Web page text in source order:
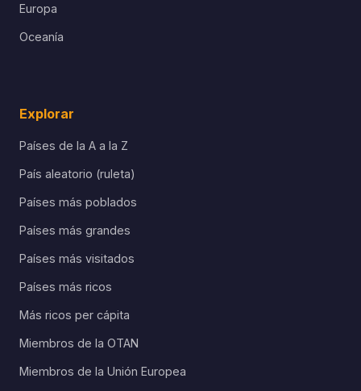
Europa
Oceanía
Explorar
Países de la A a la Z
País aleatorio (ruleta)
Países más poblados
Países más grandes
Países más visitados
Países más ricos
Más ricos per cápita
Miembros de la OTAN
Miembros de la Unión Europea